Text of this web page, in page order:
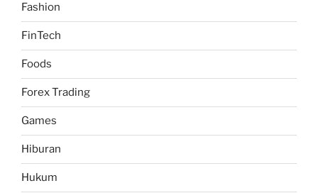
Fashion
FinTech
Foods
Forex Trading
Games
Hiburan
Hukum